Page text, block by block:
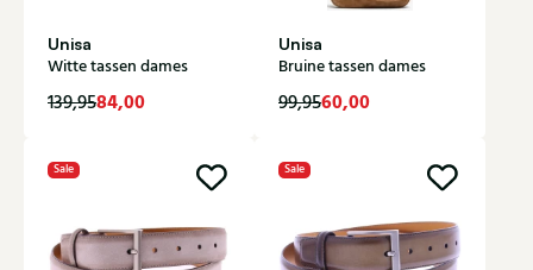
Unisa
Witte tassen dames
139,9584,00
Unisa
Bruine tassen dames
99,9560,00
Sale Sale